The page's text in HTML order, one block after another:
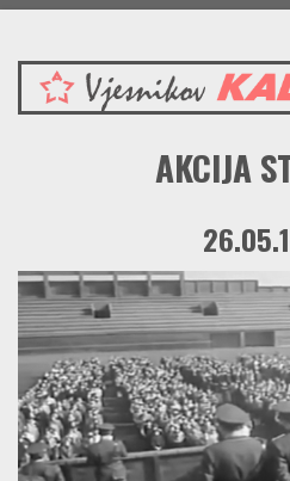
CRVENI ZABAVNIK
PRENOSIMO
SPOMENICI
BORBENA BIBLIOTEKA
NAŠE PJESME
AKCIJA